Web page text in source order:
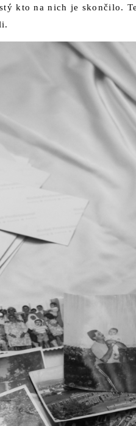
kto na nich je skončilo.